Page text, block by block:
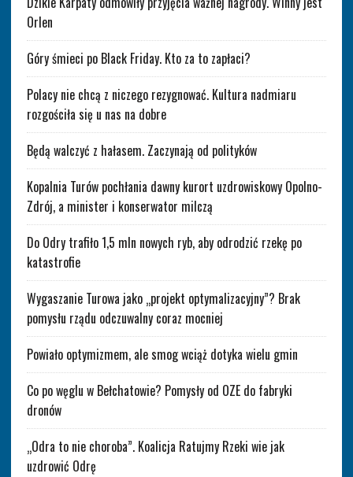
Orlen
Góry śmieci po Black Friday. Kto za to zapłaci?
Polacy nie chcą z niczego rezygnować. Kultura nadmiaru
rozgościła się u nas na dobre
Będą walczyć z hałasem. Zaczynają od polityków
Kopalnia Turów pochłania dawny kurort uzdrowiskowy Opolno-
Zdrój, a minister i konserwator milczą
Do Odry trafiło 1,5 mln nowych ryb, aby odrodzić rzekę po
katastrofie
Wygaszanie Turowa jako „projekt optymalizacyjny”? Brak
pomysłu rządu odczuwalny coraz mocniej
Powiało optymizmem, ale smog wciąż dotyka wielu gmin
Co po węglu w Bełchatowie? Pomysły od OZE do fabryki
dronów
„Odra to nie choroba”. Koalicja Ratujmy Rzeki wie jak
uzdrowić Odrę